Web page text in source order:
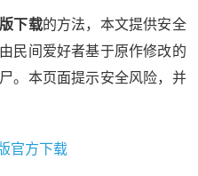
下载的方法，本文提供安全
民间爱好者基于原作修改的
。本页面提示安全风险，并
官方下载